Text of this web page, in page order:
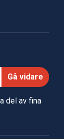
Gå vidare
del av fina